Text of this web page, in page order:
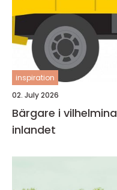
inspiration
02. July 2026
Bärgare i vilhelmina trygg hjälp på vägarna i
inlandet